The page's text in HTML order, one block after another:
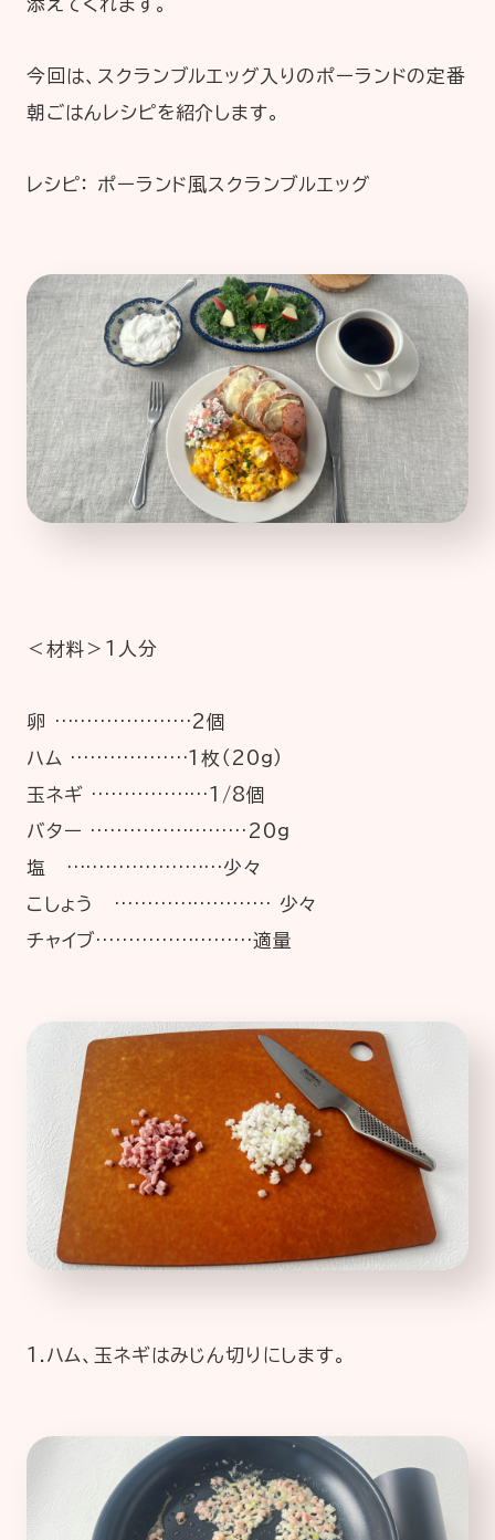
今回は、スクランブルエッグ入りのポーランドの定番
朝ごはんレシピを紹介します。
レシピ： ポーランド風スクランブルエッグ
＜材料＞1人分
卵 …………………2個
ハム ………………1枚（20g）
玉ネギ ………………1/8個
バター ……………………20g
塩 ……………………少々
こしょう …………………… 少々
チャイブ……………………適量
1.ハム、玉ネギはみじん切りにします。